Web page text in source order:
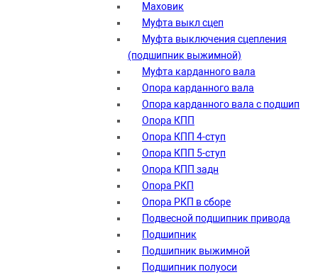
Маховик
Муфта выкл сцеп
Муфта выключения сцепления
(подшипник выжимной)
Муфта карданного вала
Опора карданного вала
Опора карданного вала с подшип
Опора КПП
Опора КПП 4-ступ
Опора КПП 5-ступ
Опора КПП задн
Опора РКП
Опора РКП в сборе
Подвесной подшипник привода
Подшипник
Подшипник выжимной
Подшипник полуоси